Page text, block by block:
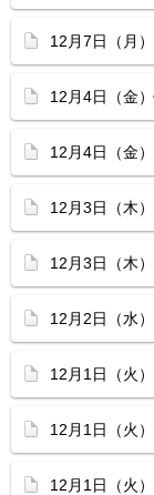
12月7日（月
12月4日（金
12月4日（金
12月3日（木
12月3日（木
12月2日（水
12月1日（火
12月1日（火
12月1日（火